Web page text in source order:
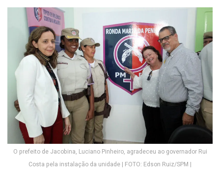
O prefeito de Jacobina, Luciano Pinheiro, agradeceu ao governador Rui
Costa pela instalação da unidade | FOTO: Edson Ruiz/SPM |